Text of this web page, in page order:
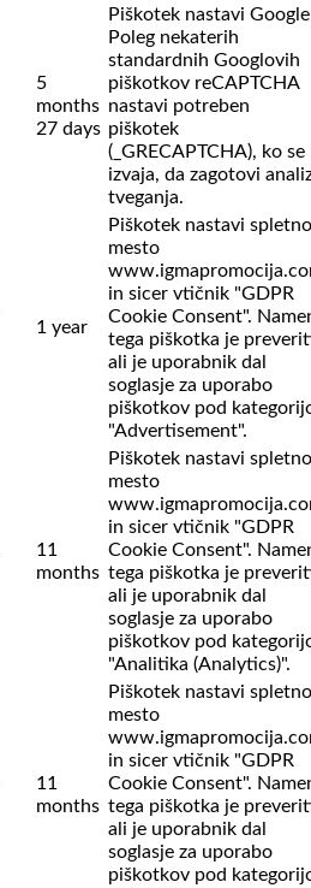
5
months
27 days
Piškotek nastavi
Poleg nekaterih
standardnih Googlovih
piškotkov reCAPTCHA
nastavi potreben
piškotek
(_GRECAPTCHA), ko se
izvaja, da zagotovi
tveganja.
1 year
Piškotek nastavi spletno
mesto
in sicer vtičnik "GDPR
Cookie Consent".
tega piškotka je
ali je uporabnik dal
soglasje za uporabo
piškotkov pod
"Advertisement".
11
months
Piškotek nastavi spletno
mesto
in sicer vtičnik "GDPR
Cookie Consent".
tega piškotka je
ali je uporabnik dal
soglasje za uporabo
piškotkov pod
"Analitika (Analytics)".
11
months
Piškotek nastavi spletno
mesto
in sicer vtičnik "GDPR
Cookie Consent".
tega piškotka je
ali je uporabnik dal
soglasje za uporabo
piškotkov pod